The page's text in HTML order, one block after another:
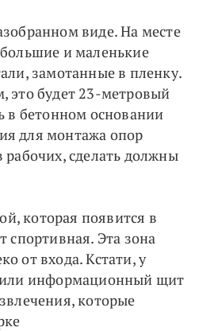
виде. На месте
и маленькие
замотанные в пленку.
это будет 23-метровый
в бетонном основании
для монтажа опор
рабочих, сделать должны
которая появится в
спортивная. Эта зона
от входа. Кстати, у
информационный щит
которые